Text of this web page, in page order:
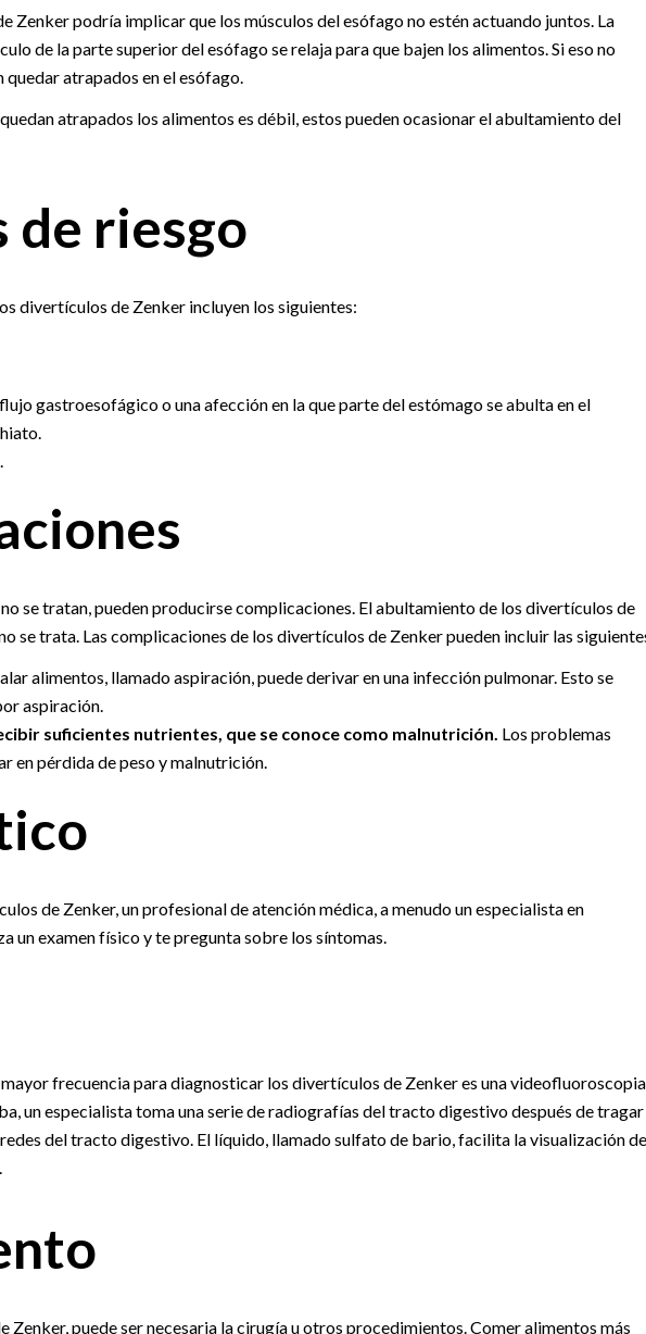
Zenker podría implicar que los músculos del esófago no estén actuando juntos. La
de la parte superior del esófago se relaja para que bajen los alimentos. Si eso no
quedar atrapados en el esófago.
atrapados los alimentos es débil, estos pueden ocasionar el abultamiento del
de riesgo
divertículos de Zenker incluyen los siguientes:
gastroesofágico o una afección en la que parte del estómago se abulta en el
se tratan, pueden producirse complicaciones. El abultamiento de los divertículos de
se trata. Las complicaciones de los divertículos de Zenker pueden incluir las
alimentos, llamado aspiración, puede derivar en una infección pulmonar. Esto se
aspiración.
suficientes nutrientes, que se conoce como malnutrición. Los problemas
en pérdida de peso y malnutrición.
de Zenker, un profesional de atención médica, a menudo un especialista en
un examen físico y te pregunta sobre los síntomas.
mayor frecuencia para diagnosticar los divertículos de Zenker es una videofluoroscopia
un especialista toma una serie de radiografías del tracto digestivo después de tragar
del tracto digestivo. El líquido, llamado sulfato de bario, facilita la visualización
Zenker, puede ser necesaria la cirugía u otros procedimientos. Comer alimentos más